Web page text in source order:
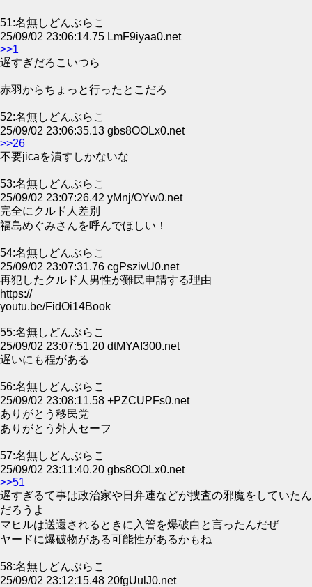
51:名無しどんぶらこ
25/09/02 23:06:14.75 LmF9iyaa0.net
>>1
遅すぎだろこいつら
赤羽からちょっと行ったとこだろ
52:名無しどんぶらこ
25/09/02 23:06:35.13 gbs8OOLx0.net
>>26
不要jicaを潰すしかないな
53:名無しどんぶらこ
25/09/02 23:07:26.42 yMnj/OYw0.net
完全にクルド人差別
福島めぐみさんを呼んでほしい！
54:名無しどんぶらこ
25/09/02 23:07:31.76 cgPszivU0.net
再犯したクルド人男性が難民申請する理由
https://
youtu.be/FidOi14Book
55:名無しどんぶらこ
25/09/02 23:07:51.20 dtMYAI300.net
遅いにも程がある
56:名無しどんぶらこ
25/09/02 23:08:11.58 +PZCUPFs0.net
ありがとう移民党
ありがとう外人セーフ
57:名無しどんぶらこ
25/09/02 23:11:40.20 gbs8OOLx0.net
>>51
遅すぎるて事は政治家や日弁連などが捜査の邪魔をしていたん
だろうよ
マヒルは送還されるときに入管を爆破白と言ったんだぜ
ヤードに爆破物がある可能性があるかもね
58:名無しどんぶらこ
25/09/02 23:12:15.48 20fgUulJ0.net